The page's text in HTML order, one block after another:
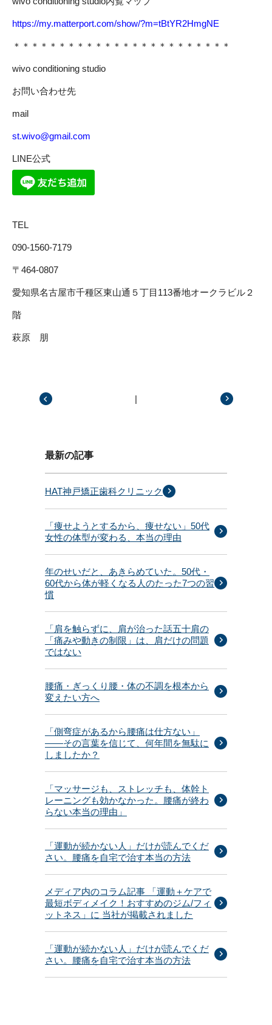
https://my.matterport.com/show/?m=tBtYR2HmgNE
＊＊＊＊＊＊＊＊＊＊＊＊＊＊＊＊＊＊＊＊＊＊＊＊
wivo conditioning studio
お問い合わせ先
mail
st.wivo@gmail.com
LINE公式
TEL
090-1560-7179
〒464-0807
愛知県名古屋市千種区東山通５丁目113番地オークラビル２
階
萩原 朋
|
最新の記事
HAT神戸矯正歯科クリニック
「痩せようとするから、痩せない」50代
女性の体型が変わる、本当の理由
年のせいだと、あきらめていた。50代・
60代から体が軽くなる人のたった7つの習
慣
「肩を触らずに、肩が治った話五十肩の
「痛みや動きの制限」は、肩だけの問題
ではない
腰痛・ぎっくり腰・体の不調を根本から
変えたい方へ
「側弯症があるから腰痛は仕方ない」
——その言葉を信じて、何年間を無駄に
しましたか？
「マッサージも、ストレッチも、体幹ト
レーニングも効かなかった。腰痛が終わ
らない本当の理由」
「運動が続かない人」だけが読んでくだ
さい。腰痛を自宅で治す本当の方法
メディア内のコラム記事 「運動＋ケアで
最短ボディメイク！おすすめのジム/フィ
ットネス」に 当社が掲載されました
「運動が続かない人」だけが読んでくだ
さい。腰痛を自宅で治す本当の方法